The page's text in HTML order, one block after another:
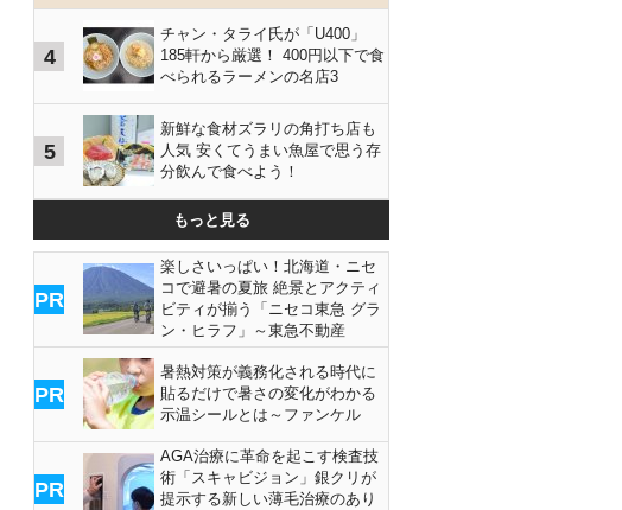
4
チャン・タライ氏が「U400」
185軒から厳選！ 400円以下で食
べられるラーメンの名店3
5
新鮮な食材ズラリの角打ち店も
人気 安くてうまい魚屋で思う存
分飲んで食べよう！
もっと見る
PR
楽しさいっぱい！北海道・ニセ
コで避暑の夏旅 絶景とアクティ
ビティが揃う「ニセコ東急 グラ
ン・ヒラフ」～東急不動産
PR
暑熱対策が義務化される時代に
貼るだけで暑さの変化がわかる
示温シールとは～ファンケル
PR
AGA治療に革命を起こす検査技
術「スキャビジョン」銀クリが
提示する新しい薄毛治療のあり